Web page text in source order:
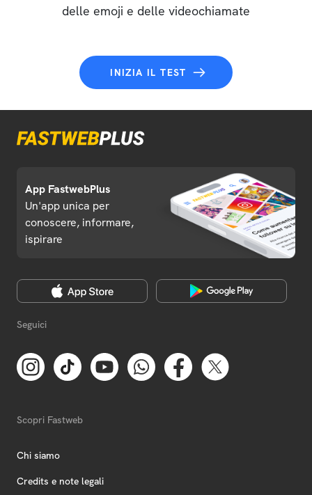
delle emoji e delle videochiamate
INIZIA IL TEST
App FastwebPlus
Un'app unica per
conoscere, informare,
ispirare
Seguici
Scopri Fastweb
Chi siamo
Credits e note legali